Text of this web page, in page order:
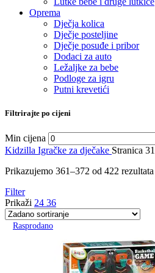
Oprema
Dječja kolica
Dječje posteljine
Dječje posuđe i pribor
Dodaci za auto
Ležaljke za bebe
Podloge za igru
Putni krevetići
Filtrirajte po cijeni
Min cijena
Kidzilla Igračke za dječake Stranica 31
Prikazujemo 361–372 od 422 rezultata
Filter
Prikaži 24 36
Rasprodano